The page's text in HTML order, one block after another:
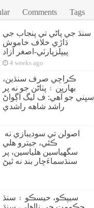
Comments Tags
سنڌ جي پاڻي تي پنجاب جي
ڌاڙي خلاف خاموش
پيپلزپارٽي-اصغر آزاد
4 weeks ago
ڪراچي صرف سنڌين،
بهارين ۽ پٺاڻن جو نه پر
سڀني جو آهي: ف ليگ اڳواڻ
راشد شاهه راشدي
ڪئي، جيترو هلي
سگهياسين هلياسين، پر
سنڌسماءَچار بند نه ٿيڻ
سيپڪو، حيسڪو ۽ سنڌ